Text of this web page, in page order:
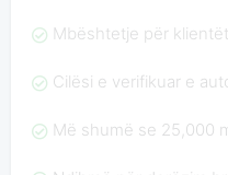
Mbështetje për
Cilësi e verifikuar e
Më shumë se 25,000